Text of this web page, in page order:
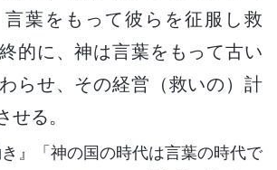
言葉をもって彼らを征服し救
的に、神は言葉をもって古い
らせ、その経営（救いの）計
せる。
き』「神の国の時代は言葉の時代で